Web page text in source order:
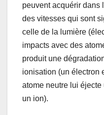
peuvent acquérir dans
des vitesses qui sont
celle de la lumière
impacts avec des
produit une
ionisation (un électron
atome neutre lui
un ion).